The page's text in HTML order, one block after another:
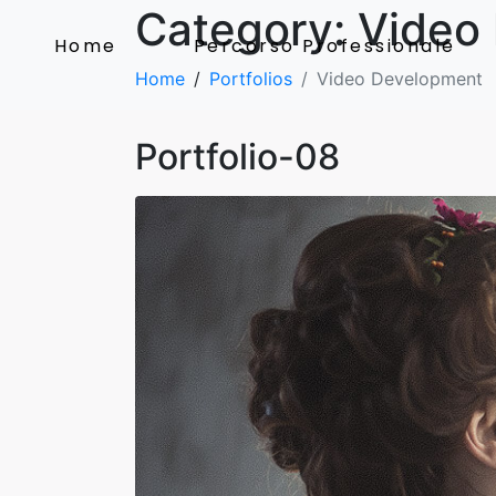
Home Percorso Professionale
Category:Video
Home Portfolios Video Development
Portfolio-08